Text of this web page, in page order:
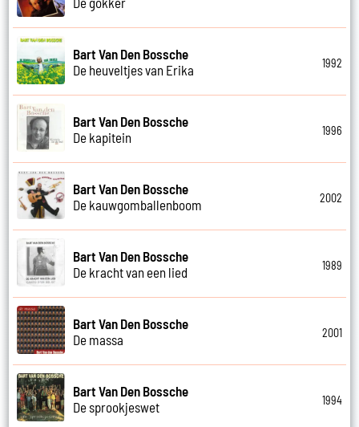
Bart Van Den Bossche
De heuveltjes van Erika
1992
Bart Van Den Bossche
De kapitein
1996
Bart Van Den Bossche
De kauwgomballenboom
2002
Bart Van Den Bossche
De kracht van een lied
1989
Bart Van Den Bossche
De massa
2001
Bart Van Den Bossche
De sprookjeswet
1994